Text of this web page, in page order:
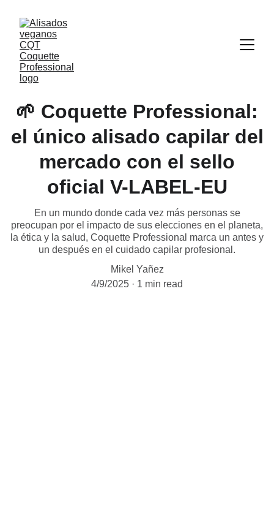
🌱 Coquette Professional:
el único alisado capilar del
mercado con el sello
oficial V-LABEL-EU
En un mundo donde cada vez más personas se
preocupan por el impacto de sus elecciones en el planeta,
la ética y la salud, Coquette Professional marca un antes y
un después en el cuidado capilar profesional.
Mikel Yañez
4/9/2025
1 min read